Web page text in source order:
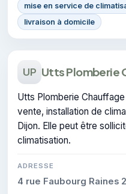
mise en service de
livraison à domicile
UP Utts Plomberie
Utts Plomberie
vente, installation de
Dijon. Elle peut être
climatisation.
ADRESSE
4 rue Faubourg Raines